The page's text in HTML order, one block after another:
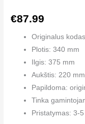
€87.99
Originalus
Plotis: 340 mm
Ilgis: 375 mm
Aukštis: 220 mm
Papildoma:
Tinka
Pristatymas: 3-